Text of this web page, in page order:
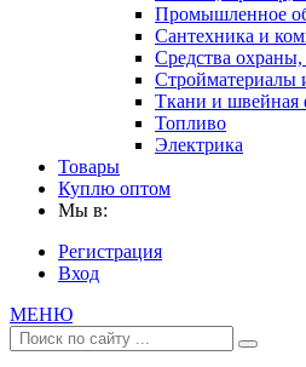
Промышленное
Сантехника и
Средства
Стройматериалы
Ткани и швейная
Топливо
Электрика
Товары
Куплю оптом
Мы в:
Регистрация
Вход
МЕНЮ